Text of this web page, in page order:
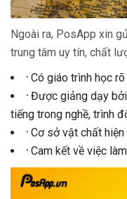
Ngoài ra, PosApp xin
trung tâm uy tín, chất
· Có giáo trình học rõ
· Được giảng dạy
tiếng trong nghề, trình
· Cơ sở vật chất
· Cam kết về việc